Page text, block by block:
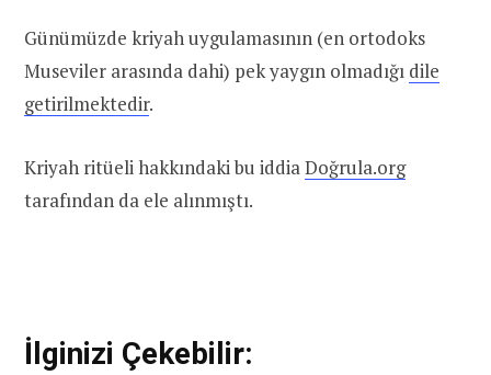
Günümüzde kriyah uygulamasının (en ortodoks
Museviler arasında dahi) pek yaygın olmadığı dile
getirilmektedir.
Kriyah ritüeli hakkındaki bu iddiaDoğrula.org
tarafından da ele alınmıştı.
İlginizi Çekebilir: